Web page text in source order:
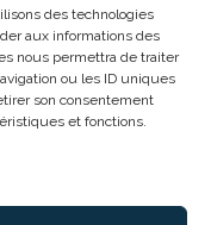
des technologies
aux informations des
nous permettra de traiter
ou les ID uniques
son consentement
et fonctions.